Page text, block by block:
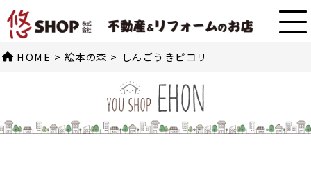
HOME > 絵本の森 > しんごうきピコリ